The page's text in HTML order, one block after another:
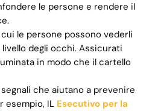
le persone e rendere il
le persone possono vederli
degli occhi. Assicurati
in modo che il cartello
che aiutano a prevenire
esempio, IL Esecutivo per la